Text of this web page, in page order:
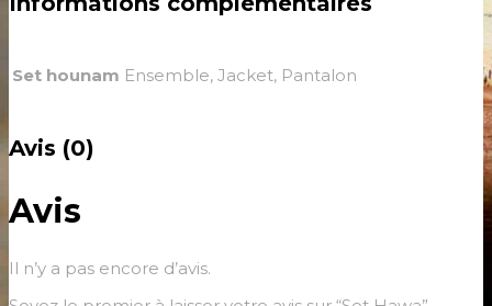
Set hounam Ensemble, Jacket, Pantalon
Avis (0)
Avis
Il n’y a pas encore d’avis.